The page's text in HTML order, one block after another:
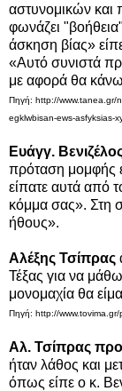
αστυνομικών και
φωνάζει
άσκηση βίας»
«Αυτό συνιστά
με αφορά θα
Πηγή: http://www.tanea.gr/
egklwbisan-ews-asfyksias-
Ευάγγ.
πρόταση μομφής
είπατε αυτά από
κόμμα σας». Στη
ήθους».
Αλέξης Τσίπρας
Τέξας για να
μονομαχία θα
Πηγή: http://
Αλ. Τσίπρας
ήταν λάθος και
όπως είπε ο κ.